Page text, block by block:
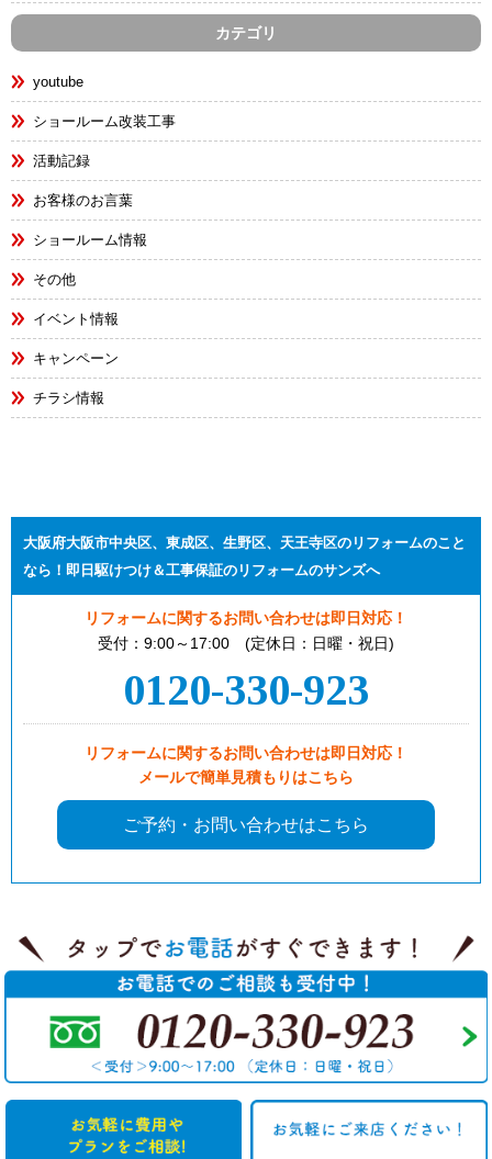
カテゴリ
youtube
ショールーム改装工事
活動記録
お客様のお言葉
ショールーム情報
その他
イベント情報
キャンペーン
チラシ情報
大阪府大阪市中央区、東成区、生野区、天王寺区のリフォームのこと
なら！即日駆けつけ＆工事保証のリフォームのサンズへ
リフォームに関するお問い合わせは即日対応！
受付：9:00～17:00 (定休日：日曜・祝日)
0120-330-923
リフォームに関するお問い合わせは即日対応！
メールで簡単見積もりはこちら
ご予約・お問い合わせはこちら